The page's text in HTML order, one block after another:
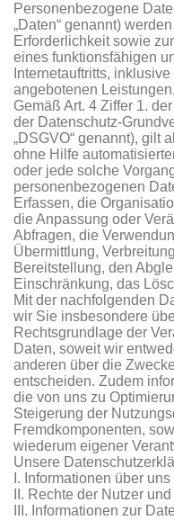
Personenbezogene
„Daten“ genannt)
Erforderlichkeit sowie
eines funktionsfähigen
Internetauftritts,
angebotenen
Gemäß Art. 4 Ziffer 1.
der Datenschutz-
„DSGVO“ genannt), gilt
ohne Hilfe
oder jede solche
personenbezogenen
Erfassen, die
die Anpassung oder
Abfragen, die
Übermittlung,
Bereitstellung, den
Einschränkung, das
Mit der nachfolgenden
wir Sie insbesondere
Rechtsgrundlage der
Daten, soweit wir
anderen über die
entscheiden. Zudem
die von uns zu
Steigerung der
Fremdkomponenten,
wiederum eigener
Unsere
I. Informationen über
II. Rechte der Nutzer
III. Informationen zur